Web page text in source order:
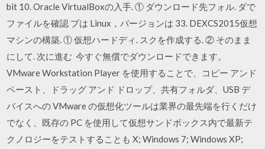
bit 10. Oracle VirtualBoxの入手. ① ダウンロード先フォル. ダで
ファイルを確認 プは Linux，バージョンは 33. DEXCS2015仮想
マシンの構築. ① 仮想ハードディ. スクを作成する. ② そのまま
にして. 次に進む 今すぐ無償でダウンロードできます。
VMware Workstation Player を使用することで、コピー アンド
ペースト、ドラッグ アンド ドロップ、共有フォルダ、USB デ
バイスへの VMware の仮想化ツールは業界の最先端を行くだけ
でなく、既存の PC を使用して仮想サンドボックス内で最新テ
クノロジーをテストすることも X; Windows 7; Windows XP;